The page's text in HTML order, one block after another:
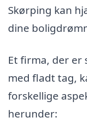
Skørping kan
dine
Et firma, der er
med fladt tag,
forskellige
herunder: